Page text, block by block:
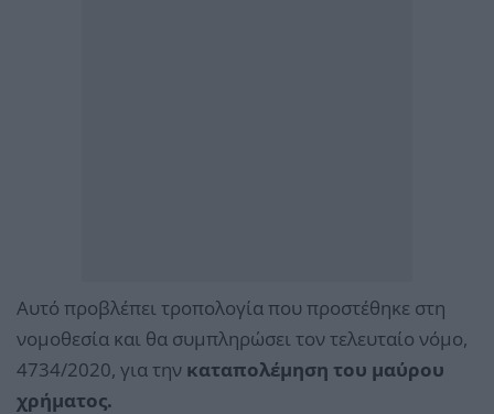
Αυτό προβλέπει τροπολογία που προστέθηκε στη
νομοθεσία και θα συμπληρώσει τον τελευταίο νόμο,
4734/2020, για την καταπολέμηση του μαύρου
χρήματος.